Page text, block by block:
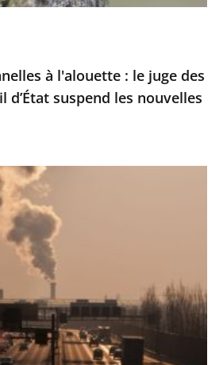
à l'alouette : le juge des
d’État suspend les nouvelles